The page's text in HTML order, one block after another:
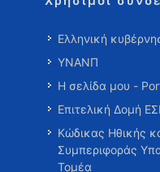
Ελληνική
ΥΝΑΝΠ
Η σελίδα μου -
Επιτελική Δομή
Κώδικας Ηθικής
Συμπεριφοράς
Τομέα